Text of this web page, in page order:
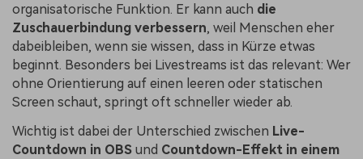
organisatorische Funktion. Er kann auch die
Zuschauerbindung verbessern, weil Menschen eher
dabeibleiben, wenn sie wissen, dass in Kürze etwas
beginnt. Besonders bei Livestreams ist das relevant: Wer
ohne Orientierung auf einen leeren oder statischen
Screen schaut, springt oft schneller wieder ab.
Wichtig ist dabei der Unterschied zwischen Live-
Countdown in OBS und Countdown-Effekt in einem